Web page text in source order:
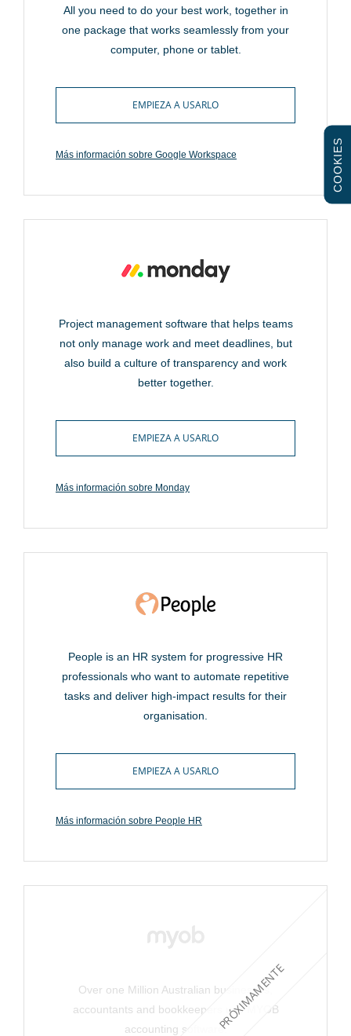
All you need to do your best work, together in
one package that works seamlessly from your
computer, phone or tablet.
EMPIEZA A USARLO
Más información sobre Google Workspace
Project management software that helps teams
not only manage work and meet deadlines, but
also build a culture of transparency and work
better together.
EMPIEZA A USARLO
Más información sobre Monday
People is an HR system for progressive HR
professionals who want to automate repetitive
tasks and deliver high-impact results for their
organisation.
EMPIEZA A USARLO
Más información sobre People HR
PRÓXIMAMENTE
Over one Million Australian businesses,
accountants and bookkeepers use MYOB
accounting software.
COOKIES